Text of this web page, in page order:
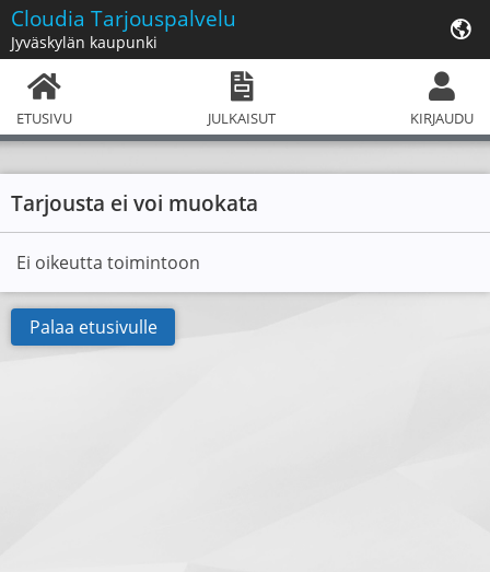
Cloudia Tarjouspalvelu
Jyväskylän kaupunki
ETUSIVU JULKAISUT KIRJAUDU
Tarjousta ei voi muokata
Ei oikeutta toimintoon
Palaa etusivulle